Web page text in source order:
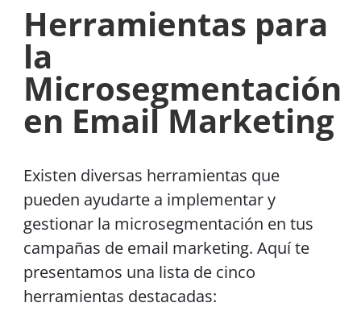
Herramientas para
la
Microsegmentación
en Email Marketing
Existen diversas herramientas que
pueden ayudarte a implementar y
gestionar la microsegmentación en tus
campañas de email marketing. Aquí te
presentamos una lista de cinco
herramientas destacadas: